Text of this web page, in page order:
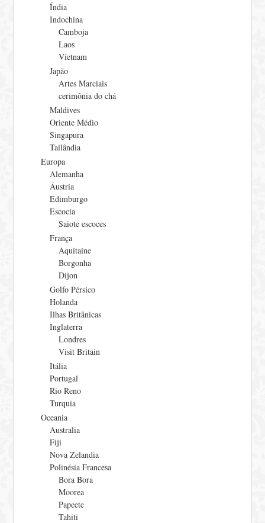
Índia
Indochina
Camboja
Laos
Vietnam
Japão
Artes Marciais
cerimônia do chá
Maldives
Oriente Médio
Singapura
Tailândia
Europa
Alemanha
Áustria
Edimburgo
Escocia
Saiote escoces
França
Aquitaine
Borgonha
Dijon
Golfo Pérsico
Holanda
Ilhas Britânicas
Inglaterra
Londres
Visit Britain
Itália
Portugal
Rio Reno
Turquia
Oceania
Australia
Fiji
Nova Zelandia
Polinésia Francesa
Bora Bora
Moorea
Papeete
Tahiti